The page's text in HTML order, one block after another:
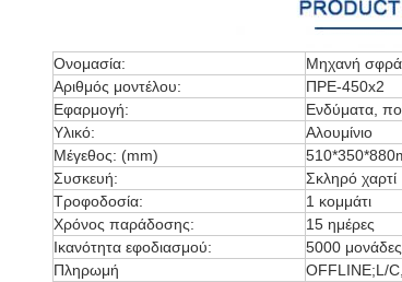
Ονομασία:
Μηχανή
Αριθμός μοντέλου:
ΠΡΕ-450x2
Εφαρμογή:
Ενδύματα,
Υλικό:
Αλουμίνιο
Μέγεθος: (mm)
Συσκευή:
Σκληρό χαρτί
Τροφοδοσία:
1 κομμάτι
Χρόνος παράδοσης:
15 ημέρες
Ικανότητα εφοδιασμού:
5000
Πληρωμή
OFFLINE;L/